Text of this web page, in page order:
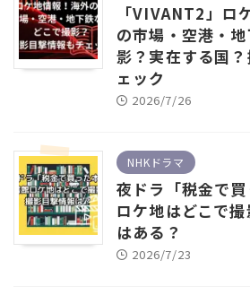
「VIVANT2」ロ
の市場・空港・
影？実在する国
ェック
2026/7/26
NHKドラマ
夜ドラ「税金で
ロケ地はどこで
はある？
2026/7/23